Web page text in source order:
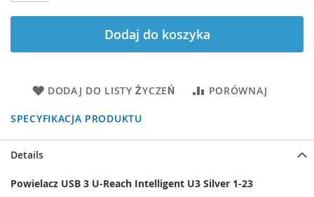
Dodaj do koszyka
DODAJ DO LISTY ŻYCZEŃ PORÓWNAJ
SPECYFIKACJA PRODUKTU
Details
Powielacz USB 3 U-Reach Intelligent U3 Silver 1-23